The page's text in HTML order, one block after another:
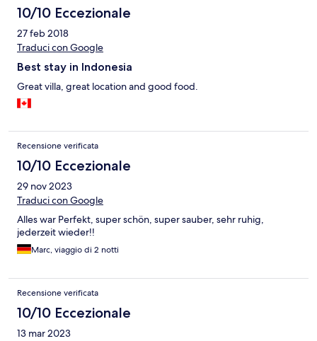
10/10 Eccezionale
27 feb 2018
Traduci con Google
Best stay in Indonesia
Great villa, great location and good food.
Recensione verificata
10/10 Eccezionale
29 nov 2023
Traduci con Google
Alles war Perfekt, super schön, super sauber, sehr ruhig,
jederzeit wieder!!
Marc, viaggio di 2 notti
Recensione verificata
10/10 Eccezionale
13 mar 2023